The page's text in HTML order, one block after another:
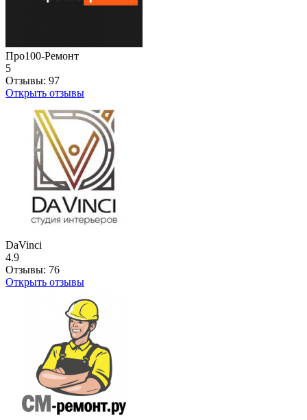
Про100-Ремонт
5
Отзывы: 97
Открыть отзывы
DaVinci
4.9
Отзывы: 76
Открыть отзывы